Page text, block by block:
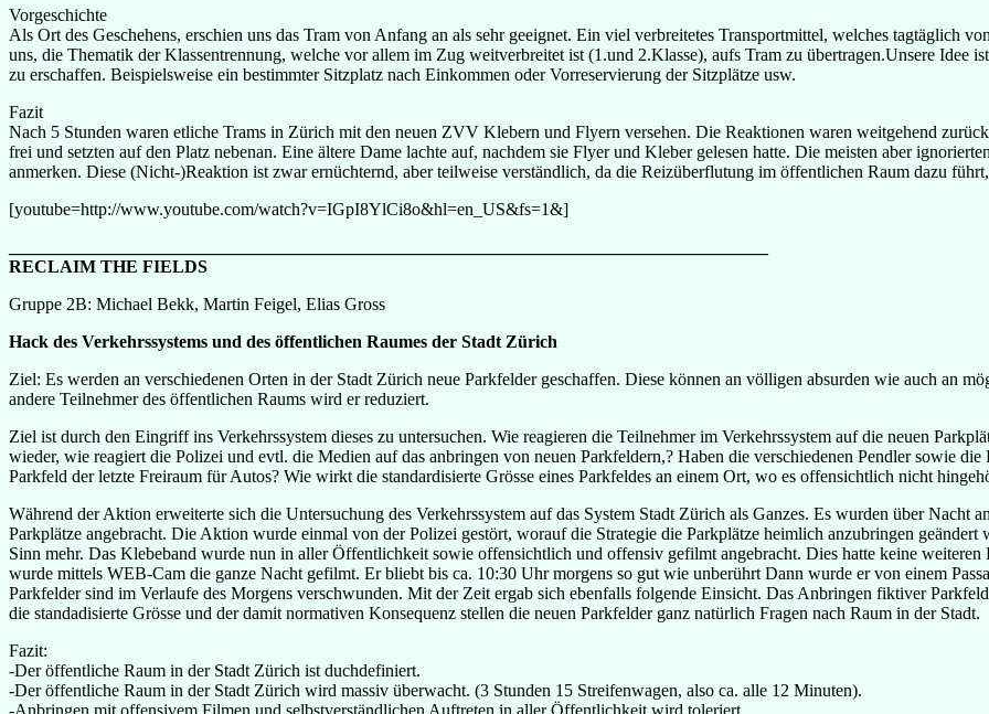
Vorgeschichte
Als Ort des Geschehens, erschien uns das Tram von Anfang an als sehr geeignet. Ein viel verbreitetes Transportmittel, welches tagtäglich
uns, die Thematik der Klassentrennung, welche vor allem im Zug weitverbreitet ist (1.und 2.Klasse), aufs Tram zu übertragen.Unsere
zu erschaffen. Beispielsweise ein bestimmter Sitzplatz nach Einkommen oder Vorreservierung der Sitzplätze usw.
Fazit
Nach 5 Stunden waren etliche Trams in Zürich mit den neuen ZVV Klebern und Flyern versehen. Die Reaktionen waren weitgehend
frei und setzten auf den Platz nebenan. Eine ältere Dame lachte auf, nachdem sie Flyer und Kleber gelesen hatte. Die meisten aber
anmerken. Diese (Nicht-)Reaktion ist zwar ernüchternd, aber teilweise verständlich, da die Reizüberflutung im öffentlichen Raum dazu
[youtube=http://www.youtube.com/watch?v=IGpI8YlCi8o&hl=en_US&fs=1&]
RECLAIM THE FIELDS
Gruppe 2B: Michael Bekk, Martin Feigel, Elias Gross
Hack des Verkehrssystems und des öffentlichen Raumes der Stadt Zürich
Ziel: Es werden an verschiedenen Orten in der Stadt Zürich neue Parkfelder geschaffen. Diese können an völligen absurden wie auch an
andere Teilnehmer des öffentlichen Raums wird er reduziert.
Ziel ist durch den Eingriff ins Verkehrssystem dieses zu untersuchen. Wie reagieren die Teilnehmer im Verkehrssystem auf die neuen
wieder, wie reagiert die Polizei und evtl. die Medien auf das anbringen von neuen Parkfeldern,? Haben die verschiedenen Pendler sowie
Parkfeld der letzte Freiraum für Autos? Wie wirkt die standardisierte Grösse eines Parkfeldes an einem Ort, wo es offensichtlich nicht
Während der Aktion erweiterte sich die Untersuchung des Verkehrssystem auf das System Stadt Zürich als Ganzes. Es wurden über Nacht
Parkplätze angebracht. Die Aktion wurde einmal von der Polizei gestört, worauf die Strategie die Parkplätze heimlich anzubringen
Sinn mehr. Das Klebeband wurde nun in aller Öffentlichkeit sowie offensichtlich und offensiv gefilmt angebracht. Dies hatte keine
wurde mittels WEB-Cam die ganze Nacht gefilmt. Er bliebt bis ca. 10:30 Uhr morgens so gut wie unberührt Dann wurde er von einem
Parkfelder sind im Verlaufe des Morgens verschwunden. Mit der Zeit ergab sich ebenfalls folgende Einsicht. Das Anbringen fiktiver
die standadisierte Grösse und der damit normativen Konsequenz stellen die neuen Parkfelder ganz natürlich Fragen nach Raum in der Stadt.
Fazit:
-Der öffentliche Raum in der Stadt Zürich ist duchdefiniert.
-Der öffentliche Raum in der Stadt Zürich wird massiv überwacht. (3 Stunden 15 Streifenwagen, also ca. alle 12 Minuten).
-Anbringen mit offensivem Filmen und selbstverständlichen Auftreten in aller Öffentlichkeit wird toleriert